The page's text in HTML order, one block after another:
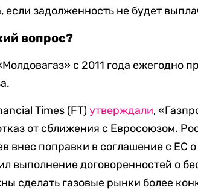
если задолженность не будет
вопрос?
с 2011 года ежегодно
Times (FT)утверждали,
от сближения с Евросоюзом.
внес поправки в соглашение с ЕС о
выполнение договоренностей о
сделать газовые рынки более